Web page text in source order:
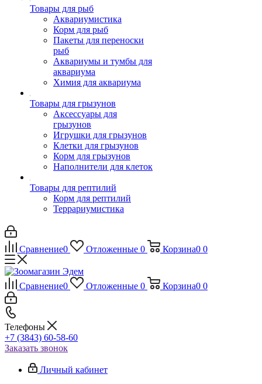
Товары для рыб
Аквариумистика
Корм для рыб
Пакеты для переноски
рыб
Аквариумы и тумбы для
аквариума
Химия для аквариума
Товары для грызунов
Аксессуары для
грызунов
Игрушки для грызунов
Клетки для грызунов
Корм для грызунов
Наполнители для клеток
Товары для рептилий
Корм для рептилий
Террариумистика
Сравнение0 Отложенные 0 Корзина0 0
Сравнение0 Отложенные 0 Корзина0 0
Телефоны
+7 (3843) 60-58-60
Заказать звонок
Личный кабинет